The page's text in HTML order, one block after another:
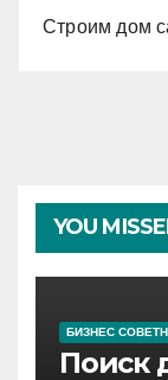
Строим дом
YOU
БИЗНЕС
Поиск